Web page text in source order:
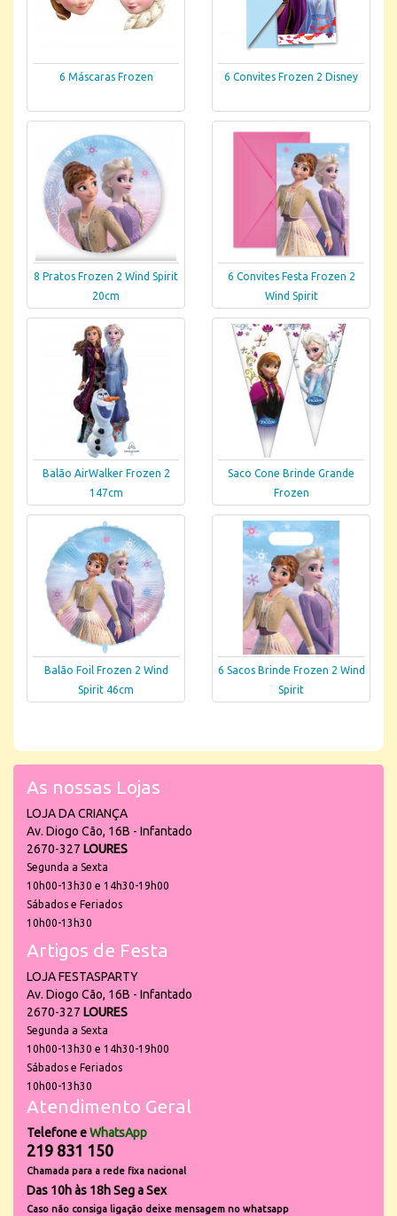
6 Máscaras Frozen 6 Convites Frozen 2 Disney
8 Pratos Frozen 2 Wind Spirit
20cm
6 Convites Festa Frozen 2
Wind Spirit
Balão AirWalker Frozen 2
147cm
Saco Cone Brinde Grande
Frozen
Balão Foil Frozen 2 Wind
Spirit 46cm
6 Sacos Brinde Frozen 2 Wind
Spirit
As nossas Lojas
LOJA DA CRIANÇA
Av. Diogo Cão, 16B - Infantado
2670-327 LOURES
Segunda a Sexta
10h00-13h30 e 14h30-19h00
Sábados e Feriados
10h00-13h30
Artigos de Festa
LOJA FESTASPARTY
Av. Diogo Cão, 16B - Infantado
2670-327 LOURES
Segunda a Sexta
10h00-13h30 e 14h30-19h00
Sábados e Feriados
10h00-13h30
Atendimento Geral
Telefone eWhatsApp
219 831 150
Chamada para a rede fixa nacional
Das 10h às 18h Seg a Sex
Caso não consiga ligação deixe mensagem no whatsapp